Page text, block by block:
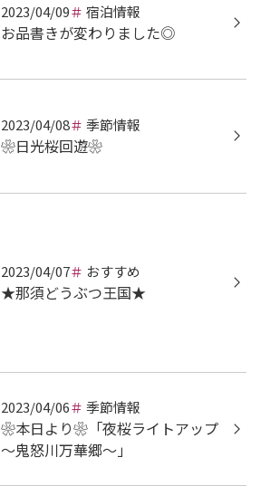
2023/04/09 宿泊情報
お品書きが変わりました◎
2023/04/08 季節情報
❀日光桜回遊❀
2023/04/07 おすすめ
★那須どうぶつ王国★
2023/04/06 季節情報
❀本日より❀「夜桜ライトアップ
～鬼怒川万華郷～」